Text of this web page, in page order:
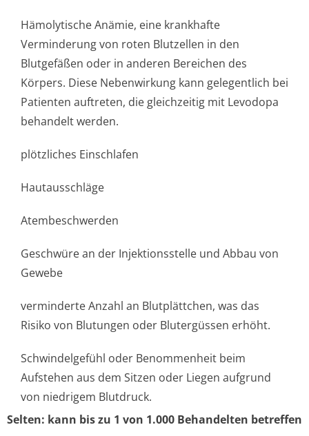
Hämolytische Anämie, eine krankhafte
Verminderung von roten Blutzellen in den
Blutgefäßen oder in anderen Bereichen des
Körpers. Diese Nebenwirkung kann gelegentlich bei
Patienten auftreten, die gleichzeitig mit Levodopa
behandelt werden.
plötzliches Einschlafen
Hautausschläge
Atembeschwerden
Geschwüre an der Injektionsstelle und Abbau von
Gewebe
verminderte Anzahl an Blutplättchen, was das
Risiko von Blutungen oder Blutergüssen erhöht.
Schwindelgefühl oder Benommenheit beim
Aufstehen aus dem Sitzen oder Liegen aufgrund
von niedrigem Blutdruck.
Selten: kann bis zu 1 von 1.000 Behandelten betreffen